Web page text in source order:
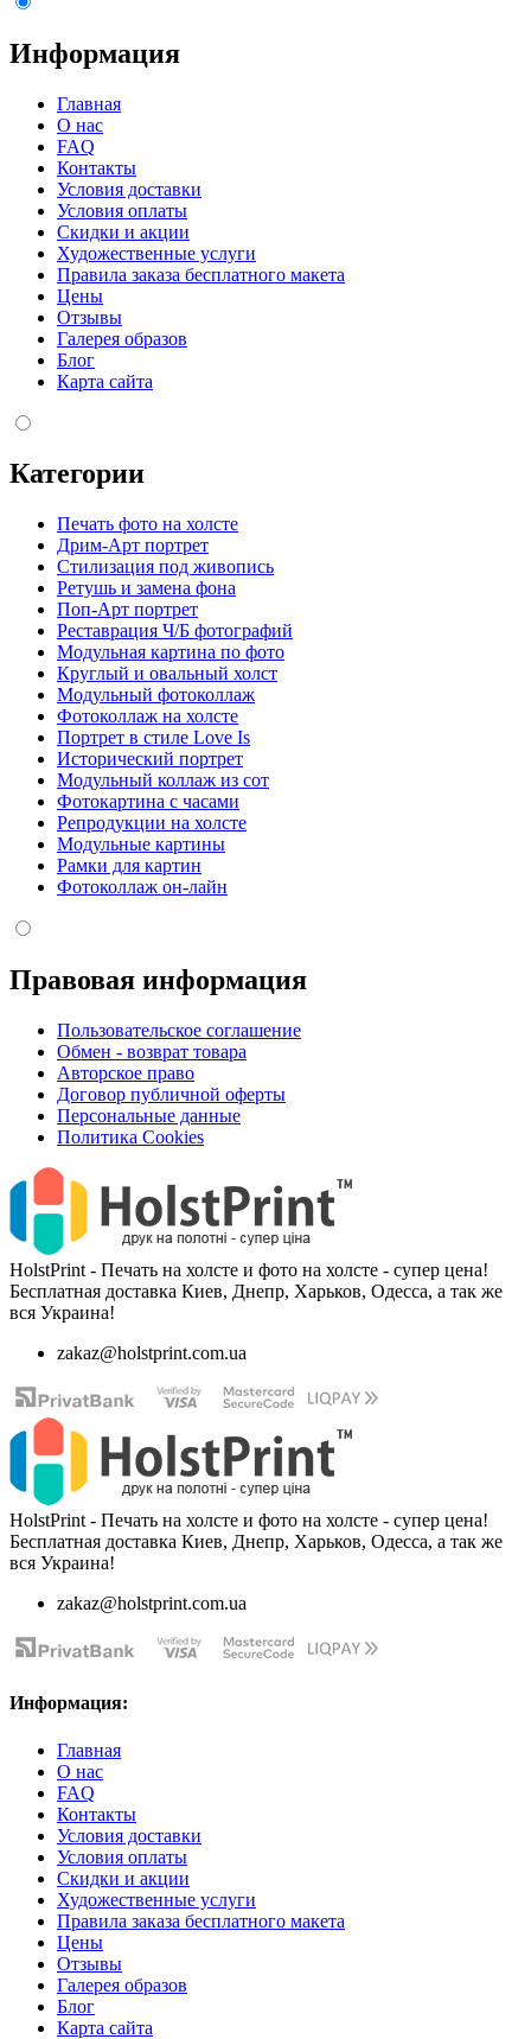
Информация
Главная
О нас
FAQ
Контакты
Условия доставки
Условия оплаты
Скидки и акции
Художественные услуги
Правила заказа бесплатного макета
Цены
Отзывы
Галерея образов
Блог
Карта сайта
Категории
Печать фото на холсте
Дрим-Арт портрет
Стилизация под живопись
Ретушь и замена фона
Поп-Арт портрет
Реставрация Ч/Б фотографий
Модульная картина по фото
Круглый и овальный холст
Модульный фотоколлаж
Фотоколлаж на холсте
Портрет в стиле Love Is
Исторический портрет
Модульный коллаж из сот
Фотокартина с часами
Репродукции на холсте
Модульные картины
Рамки для картин
Фотоколлаж он-лайн
Правовая информация
Пользовательское соглашение
Обмен - возврат товара
Авторское право
Договор публичной оферты
Персональные данные
Политика Cookies
HolstPrint - Печать на холсте и фото на холсте - супер цена!
Бесплатная доставка Киев, Днепр, Харьков, Одесса, а так же
вся Украина!
zakaz@holstprint.com.ua
HolstPrint - Печать на холсте и фото на холсте - супер цена!
Бесплатная доставка Киев, Днепр, Харьков, Одесса, а так же
вся Украина!
zakaz@holstprint.com.ua
Информация:
Главная
О нас
FAQ
Контакты
Условия доставки
Условия оплаты
Скидки и акции
Художественные услуги
Правила заказа бесплатного макета
Цены
Отзывы
Галерея образов
Блог
Карта сайта